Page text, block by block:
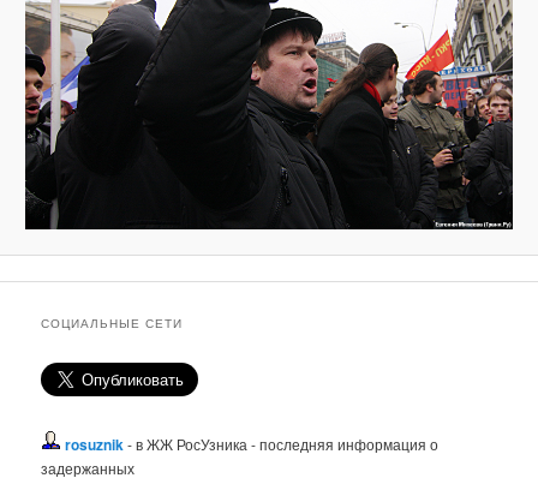
СОЦИАЛЬНЫЕ СЕТИ
rosuznik- в ЖЖ РосУзника - последняя информация о
задержанных